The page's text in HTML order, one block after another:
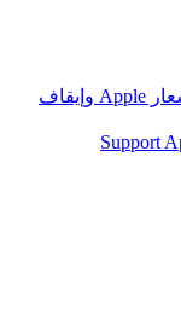
يستمر جهاز iPhone في إظهار شعار Apple وإيقاف